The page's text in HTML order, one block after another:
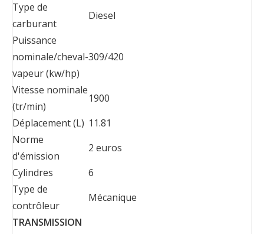
Type de
carburant
Diesel
Puissance
nominale/cheval-
vapeur (kw/hp)
309/420
Vitesse nominale
(tr/min)
1900
Déplacement (L) 11.81
Norme
d'émission
2 euros
Cylindres
6
Type de
contrôleur
Mécanique
TRANSMISSION